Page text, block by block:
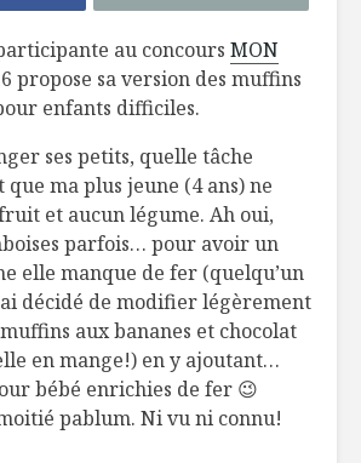
au concours MON
propose sa version des muffins
enfants difficiles.
ses petits, quelle tâche
ma plus jeune (4 ans) ne
et aucun légume. Ah oui,
parfois… pour avoir un
elle manque de fer (quelqu’un
décidé de modifier légèrement
aux bananes et chocolat
en mange!) en y ajoutant…
bébé enrichies de fer 😉
pablum. Ni vu ni connu!
et légumes
pour
difficiles
aux fruits
érable
noix
Il était une fois…
Aliments du
Cuillère
pour